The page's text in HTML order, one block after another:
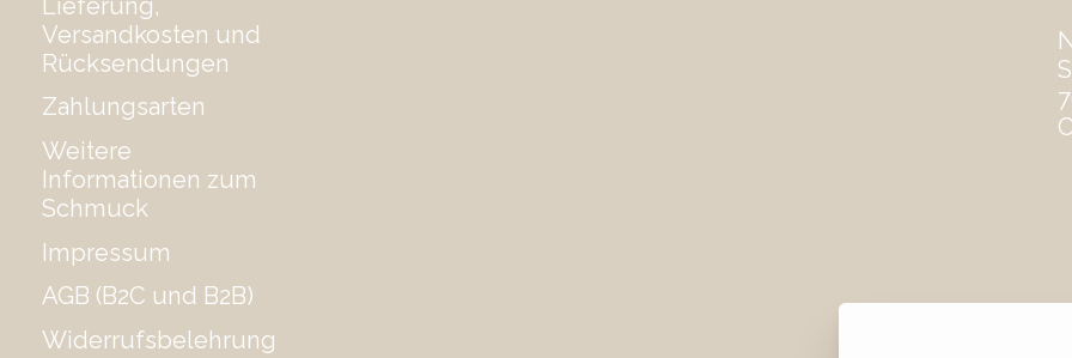
Lieferung,
Versandkosten und
Rücksendungen
Zahlungsarten
Weitere
Informationen zum
Schmuck
Impressum
AGB (B2C und B2B)
Widerrufsbelehrung